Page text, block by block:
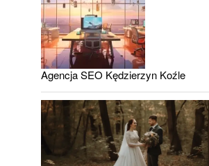
Agencja SEO Kędzierzyn Koźle